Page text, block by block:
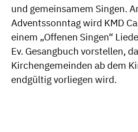
und gemeinsamem Singen.
Adventssonntag wird KMD
einem „Offenen Singen“
Ev. Gesangbuch vorstellen,
Kirchengemeinden ab dem
endgültig vorliegen wird.